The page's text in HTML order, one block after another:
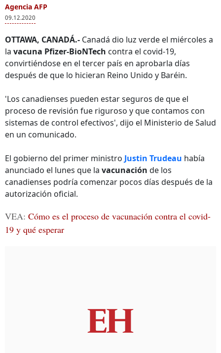
Agencia AFP
09.12.2020
OTTAWA, CANADÁ.- Canadá dio luz verde el miércoles a
la vacuna Pfizer-BioNTech contra el covid-19,
convirtiéndose en el tercer país en aprobarla días
después de que lo hicieran Reino Unido y Baréin.
'Los canadienses pueden estar seguros de que el
proceso de revisión fue riguroso y que contamos con
sistemas de control efectivos', dijo el Ministerio de Salud
en un comunicado.
El gobierno del primer ministro Justin Trudeau había
anunciado el lunes que la vacunación de los
canadienses podría comenzar pocos días después de la
autorización oficial.
VEA: Cómo es el proceso de vacunación contra el covid-
19 y qué esperar